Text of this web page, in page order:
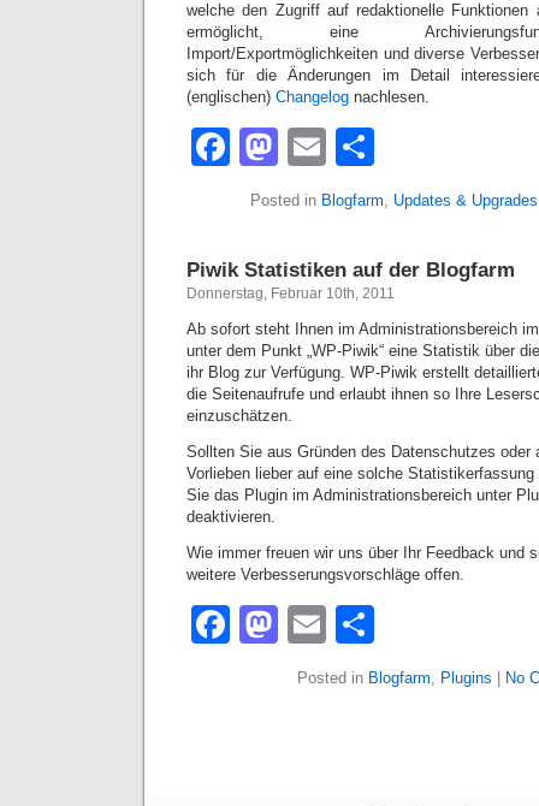
welche den Zugriff auf redaktionelle Funktionen
ermöglicht, eine
Import/Exportmöglichkeiten und diverse
sich für die Änderungen im Detail
(englischen) Changelog nachlesen.
Facebook
Mastodon
Email
Posted in Blogfarm, Updates & Upgrades
Piwik Statistiken auf der Blogfarm
Donnerstag, Februar 10th, 2011
Ab sofort steht Ihnen im Administrationsbereich
unter dem Punkt „WP-Piwik“ eine Statistik über
ihr Blog zur Verfügung. WP-Piwik erstellt
die Seitenaufrufe und erlaubt ihnen so Ihre
einzuschätzen.
Sollten Sie aus Gründen des Datenschutzes oder
Vorlieben lieber auf eine solche
Sie das Plugin im Administrationsbereich unter
deaktivieren.
Wie immer freuen wir uns über Ihr Feedback und
weitere Verbesserungsvorschläge offen.
Facebook
Mastodon
Email
Posted in Blogfarm, Plugins No